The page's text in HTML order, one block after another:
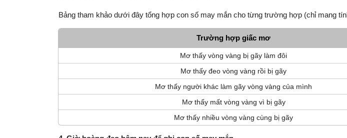
Bảng tham khảo dưới đây tổng hợp con số may mắn cho từng trường hợp (chỉ mang
Trường hợp giấc mơ
Mơ thấy vòng vàng bị gãy làm đôi
Mơ thấy đeo vòng vàng rồi bị gãy
Mơ thấy người khác làm gãy vòng vàng của mình
Mơ thấy mất vòng vàng vì bị gãy
Mơ thấy nhiều vòng vàng cùng bị gãy